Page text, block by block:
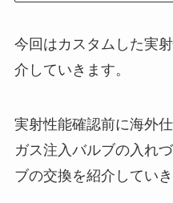
今回はカスタムした実
介していきます。
実射性能確認前に海外
ガス注入バルブの入れ
ブの交換を紹介していき